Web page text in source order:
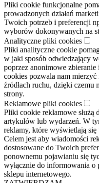
Pliki cookie funkcjonalne
prowadzonych działań
Twoich potrzeb i preferencji
wyborów dokonywanych na
Analityczne pliki cookies
Pliki analityczne cookie
w jaki sposób odwiedzający
poprzez anonimowe
cookies pozwala nam
źródłach ruchu, dzięki czemu
strony.
Reklamowe pliki cookies
Pliki cookie reklamowe służą
artykułów lub wydarzeń. W
reklamy, które wyświetlają
Celem jest aby wiadomości
dostosowane do Twoich
ponownemu pojawianiu się
wyłącznie do informowania o
sklepu internetowego.